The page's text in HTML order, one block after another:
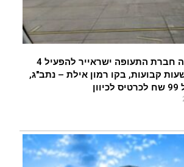
החל מהיום צפויה חברת התעופה ישראייר להפעיל 4
קבועות, בקו רמון אילת – נתב"ג,